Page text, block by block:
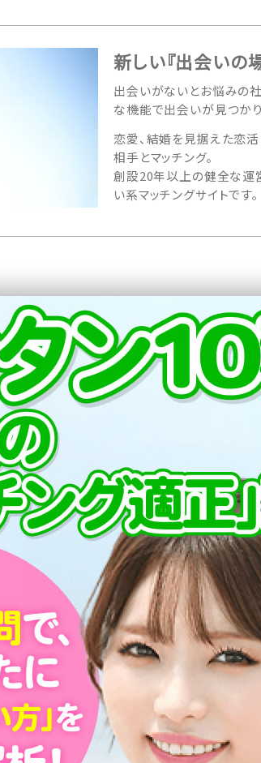
新しい『出会いの
出会いがないとお悩みの
な機能で出会いが見つかり
恋愛、結婚を見据えた恋
相手とマッチング。
創設20年以上の健全な運
い系マッチングサイトです。
PCMAXでの出会い方